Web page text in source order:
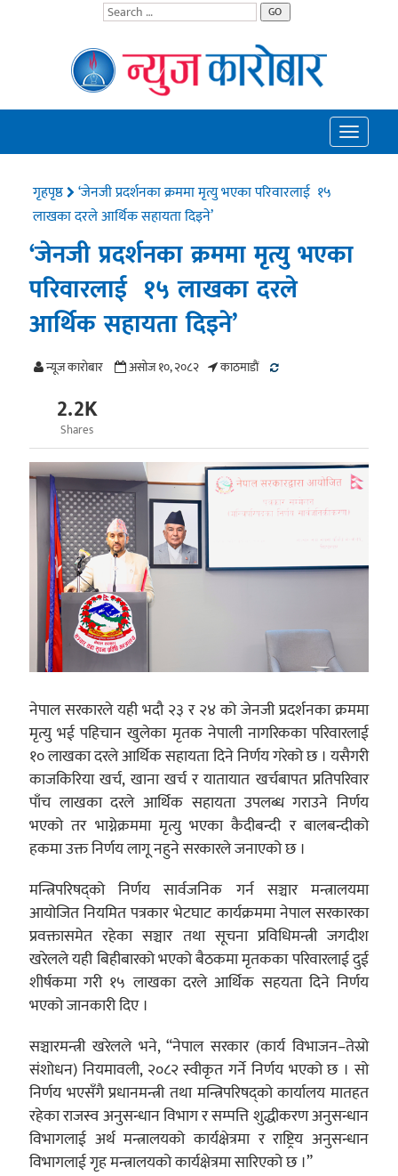
GO
Toggle
गृहपृष्ठ
‘जेनजी प्रदर्शनका क्रममा मृत्यु भएका परिवारलाई १५
लाखका दरले आर्थिक सहायता दिइने’
‘जेनजी प्रदर्शनका क्रममा मृत्यु भएका
परिवारलाई १५ लाखका दरले
आर्थिक सहायता दिइने’
न्यूज काराेबार असोज १०, २०८२ काठमाडाैं
2.2K
Shares
नेपाल सरकारले यही भदौ २३ र २४ को जेनजी प्रदर्शनका क्रममा
मृत्यु भई पहिचान खुलेका मृतक नेपाली नागरिकका परिवारलाई
१० लाखका दरले आर्थिक सहायता दिने निर्णय गरेको छ । यसैगरी
काजकिरिया खर्च, खाना खर्च र यातायात खर्चबापत प्रतिपरिवार
पाँच लाखका दरले आर्थिक सहायता उपलब्ध गराउने निर्णय
भएको तर भाग्नेक्रममा मृत्यु भएका कैदीबन्दी र बालबन्दीको
हकमा उक्त निर्णय लागू नहुने सरकारले जनाएको छ ।
मन्त्रिपरिषद्को निर्णय सार्वजनिक गर्न सञ्चार मन्त्रालयमा
आयोजित नियमित पत्रकार भेटघाट कार्यक्रममा नेपाल सरकारका
प्रवक्तासमेत रहेका सञ्चार तथा सूचना प्रविधिमन्त्री जगदीश
खरेलले यही बिहीबारको भएको बैठकमा मृतकका परिवारलाई दुई
शीर्षकमा गरी १५ लाखका दरले आर्थिक सहयता दिने निर्णय
भएको जानकारी दिए ।
सञ्चारमन्त्री खरेलले भने, “नेपाल सरकार (कार्य विभाजन–तेस्रो
संशोधन) नियमावली, २०८२ स्वीकृत गर्ने निर्णय भएको छ । सो
निर्णय भएसँगै प्रधानमन्त्री तथा मन्त्रिपरिषद्को कार्यालय मातहत
रहेका राजस्व अनुसन्धान विभाग र सम्पत्ति शुद्धीकरण अनुसन्धान
विभागलाई अर्थ मन्त्रालयको कार्यक्षेत्रमा र राष्ट्रिय अनुसन्धान
विभागलाई गृह मन्त्रालयको कार्यक्षेत्रमा सारिएको छ ।”